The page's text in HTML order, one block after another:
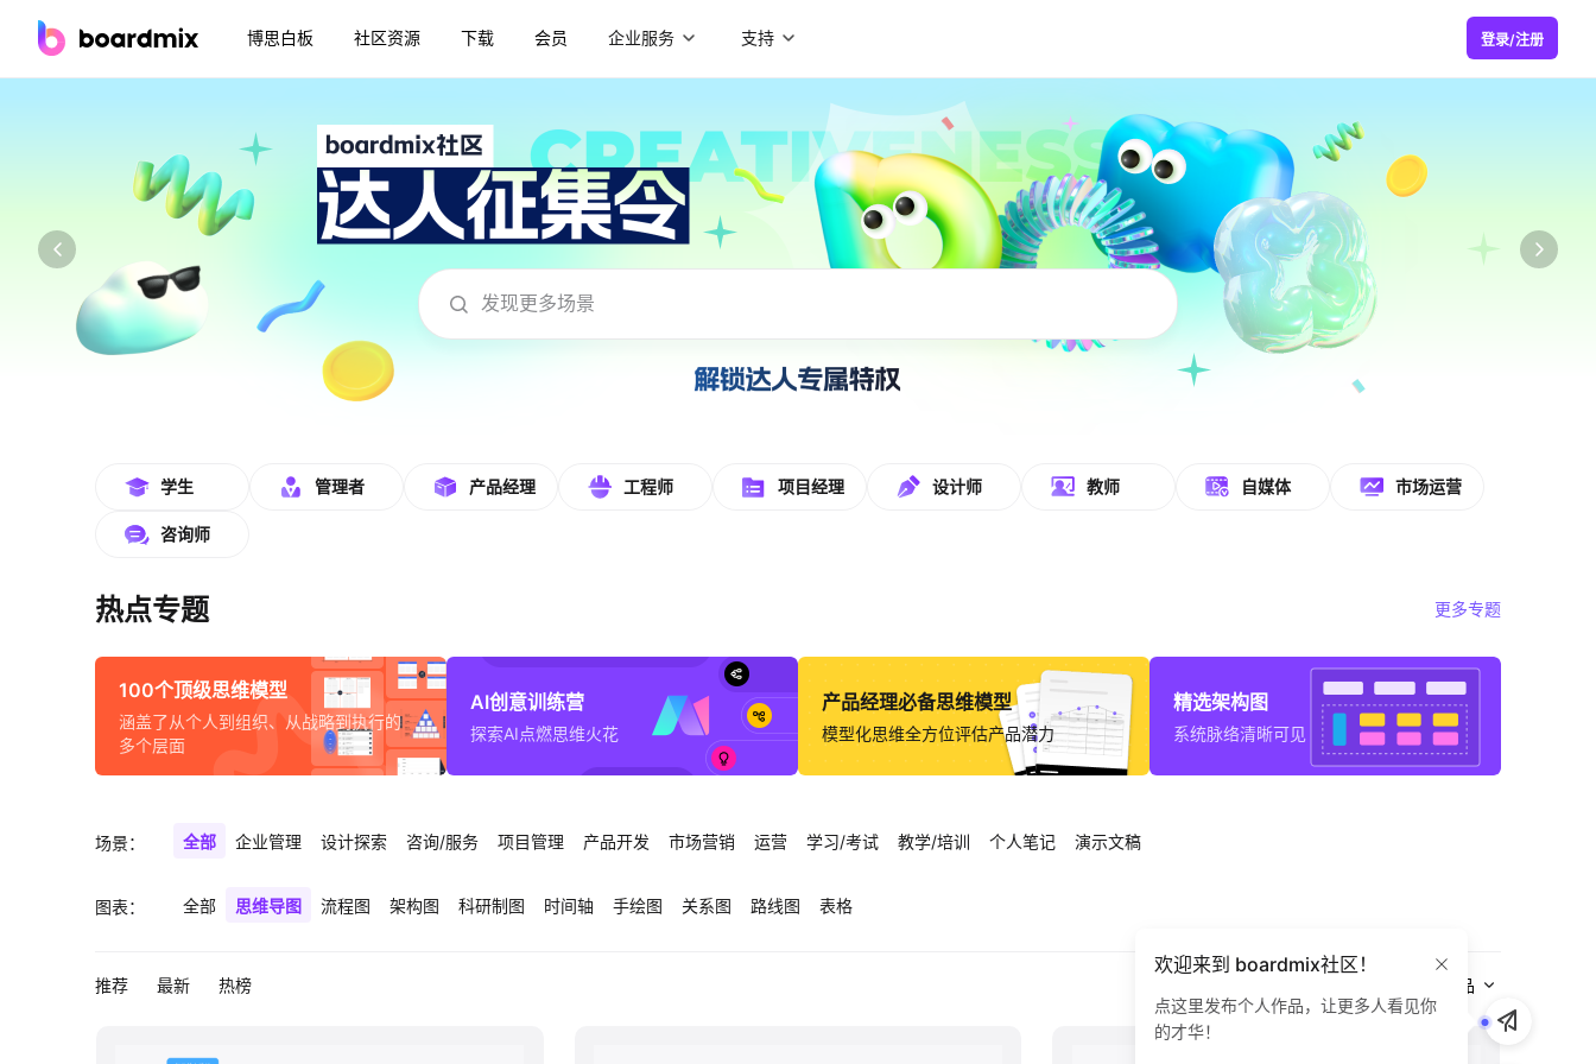
博思白板 社区资源 下载 会员 企业服务 支持 登录/注册
boardmix在线模板社区-海量模板免费下载使用
学生 管理者 产品经理 工程师 项目经理 设计师 教师 自媒体 市场运营
咨询师
热点专题 更多专题
100个顶级思维模型
涵盖了从个人到组织、从战略到执行的
多个层面
AI创意训练营
探索AI点燃思维火花
产品经理必备思维模型
模型化思维全方位评估产品潜力
精选架构图
系统脉络清晰可见
场景： 全部 企业管理 设计探索 咨询/服务 项目管理 产品开发 市场营销 运营 学习/考试 教学/培训 个人笔记 演示文稿
图表： 全部 思维导图 流程图 架构图 科研制图 时间轴 手绘图 关系图 路线图 表格
推荐 最新 热榜 全部作品
欢迎来到 boardmix社区！
点这里发布个人作品，让更多人看见你
的才华！